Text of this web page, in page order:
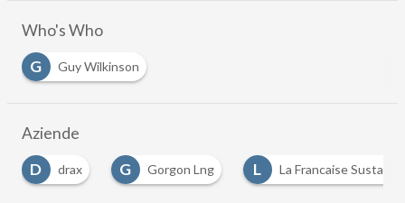
Who's Who
G
Guy Wilkinson
Aziende
G
Gorgon Lng L
La Francaise Sustainable Investment